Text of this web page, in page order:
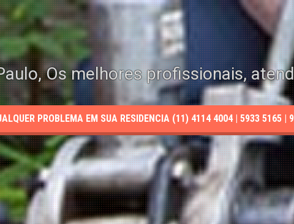
Os melhores profissionais,
PROBLEMA EM SUA RESIDENCIA (11) 4114 4004 | 5933 5165